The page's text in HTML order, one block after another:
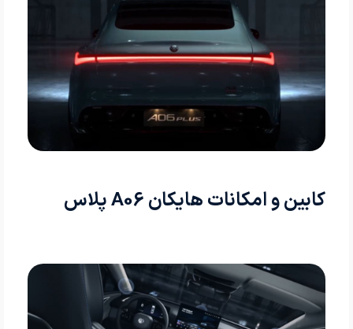
کابین و امکانات هایکان A06 پلاس